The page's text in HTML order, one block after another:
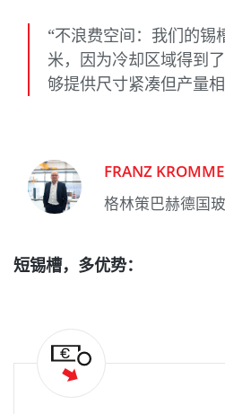
案。
外部组件是由EFCO提供的：
起，这个重要的工艺部件就开
为格林策巴赫和CNUD EFCO
大贡献。
程中的冷却效果--这在必须避
中很重要。
与渣箱一起，它有助于保证最
格林策巴赫渣箱的特点是石墨
可调。此外，渣箱不是焊接的
的，在锡槽加热到620℃后，
过这种方式，在考虑到了物理
“不浪费空间：我们的锡
米，因为冷却区域得到
够提供尺寸紧凑但产量
FRANZ
格林策巴赫德国
短锡槽，多优势：